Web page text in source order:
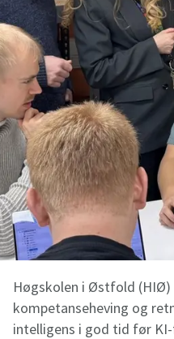
Høgskolen i Østfold
kompetanseheving og
intelligens i god tid før